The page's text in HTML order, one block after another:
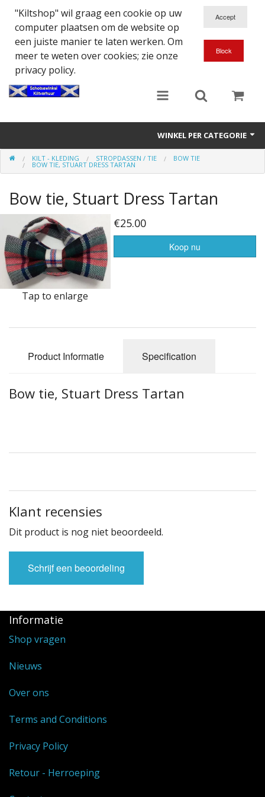
"Kiltshop" wil graag een cookie op uw
computer plaatsen om de website op
een juiste manier te laten werken. Om
meer te weten over cookies; zie onze
privacy policy.
WINKEL PER CATEGORIE
Accessoires
Eten en Drinken
Kilt - Kleding
Highland Titles
Verhuur
KILT - KLEDING STROPDASSEN / TIE BOW TIE
BOW TIE, STUART DRESS TARTAN
Bow tie, Stuart Dress Tartan
Tap to enlarge
€25.00
Koop nu
Product Informatie Specification
Bow tie, Stuart Dress Tartan
Klant recensies
Dit product is nog niet beoordeeld.
Schrijf een beoordeling
Informatie
Shop vragen
Nieuws
Over ons
Terms and Conditions
Privacy Policy
Retour - Herroeping